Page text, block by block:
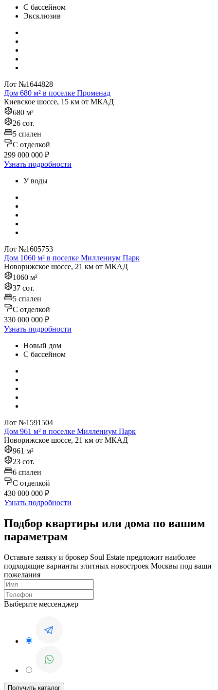
С бассейном
Эксклюзив
Лот №1644828
Дом 680 м² в поселке Променад
Киевское шоссе, 15 км от МКАД
680 м²
26 сот.
5 спален
C отделкой
299 000 000 ₽
Узнать подробности
У воды
Лот №1605753
Дом 1060 м² в поселке Миллениум Парк
Новорижское шоссе, 21 км от МКАД
1060 м²
37 сот.
5 спален
C отделкой
330 000 000 ₽
Узнать подробности
Новый дом
С бассейном
Лот №1591504
Дом 961 м² в поселке Миллениум Парк
Новорижское шоссе, 21 км от МКАД
961 м²
23 сот.
6 спален
C отделкой
430 000 000 ₽
Узнать подробности
Подбор квартиры или дома по вашим
параметрам
Оставьте заявку и брокер Soul Estate предложит наиболее
подходящие варианты элитных новостроек Москвы под ваши
пожелания
Выберите мессенджер